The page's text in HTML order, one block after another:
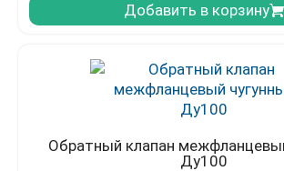
Добавить в корзину
Обратный клапан
Ду100